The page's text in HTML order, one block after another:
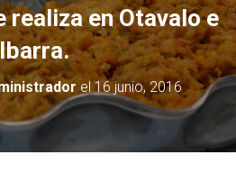
realiza en Otavalo e
Ibarra.
el16 junio, 2016